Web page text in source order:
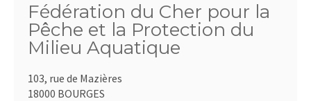
Fédération du Cher pour la
Pêche et la Protection du
Milieu Aquatique
103, rue de Mazières
18000 BOURGES